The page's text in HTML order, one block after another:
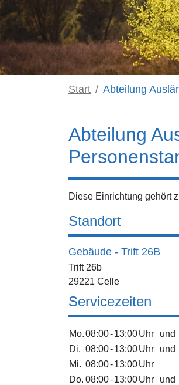
Start Abteilung
Abteilung
Diese Einrichtung gehört
Standort
Gebäude - Trift 26B
Trift 26b
29221 Celle
Servicezeiten
Mo.08:00-13:00Uhr und
Di. 08:00-13:00Uhr und
Mi. 08:00-13:00Uhr
Do. 08:00-13:00Uhr und